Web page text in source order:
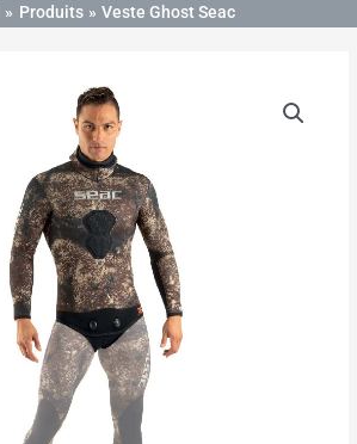
Produits Veste Ghost Seac
Plage
de
prix :
150.00€
à
175.00€